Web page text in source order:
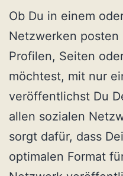
Ob Du in einem
Netzwerken
Profilen, Seiten
möchtest, mit nur
veröffentlichst Du
allen sozialen
sorgt dafür, dass
optimalen Format